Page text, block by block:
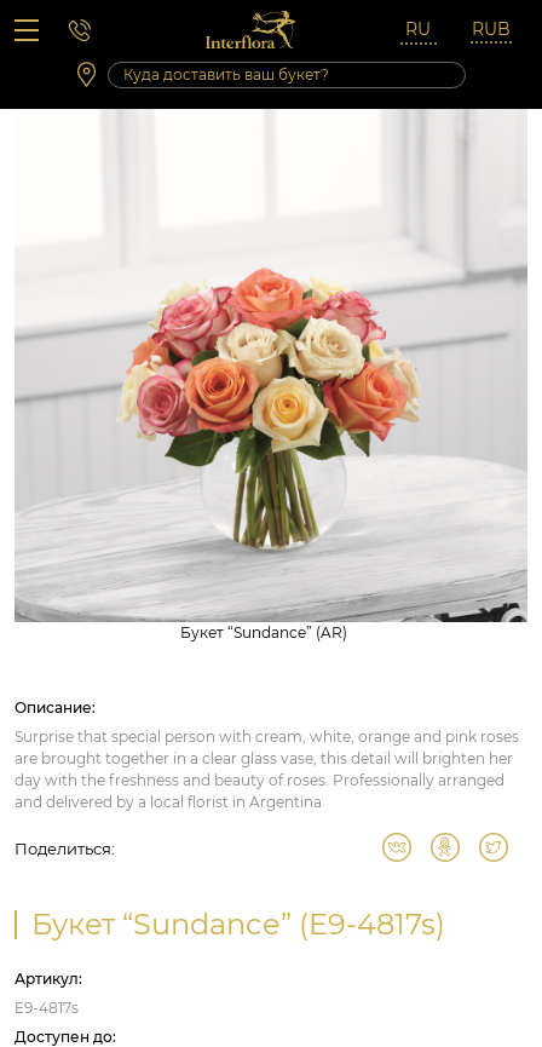
Вопросы-ответы
Сб 10:00 ‐ 14:00
Выходные и праздничные дни
Букет “Sundance” (AR)
Описание:
Surprise that special person with cream, white, orange and pink roses
are brought together in a clear glass vase, this detail will brighten her
day with the freshness and beauty of roses. Professionally arranged
and delivered by a local florist in Argentina
Поделиться:
Букет “Sundance” (E9-4817s)
Артикул:
E9-4817s
Доступен до: